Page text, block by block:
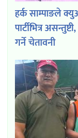
हर्क साम्पाङले
पार्टीभित्र
गर्ने चेतावनी